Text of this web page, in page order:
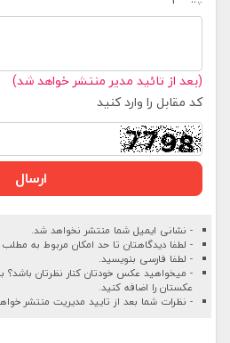
(بعد از تائید مدیر منتشر خواهد شد)
کد مقابل را وارد کنید
ارسال
- نشانی ایمیل شما منتشر نخواهد شد.
- لطفا دیدگاهتان تا حد امکان مربوط به
- لطفا فارسی بنویسید.
- میخواهید عکس خودتان کنار نظرتان باشد؟
عکستان را اضافه کنید.
- نظرات شما بعد از تایید مدیریت منتشر